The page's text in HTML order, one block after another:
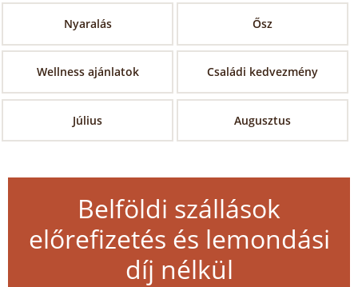
Nyaralás Ősz
Wellness ajánlatok Családi kedvezmény
Július Augusztus
Belföldi szállások
előrefizetés és lemondási
díj nélkül